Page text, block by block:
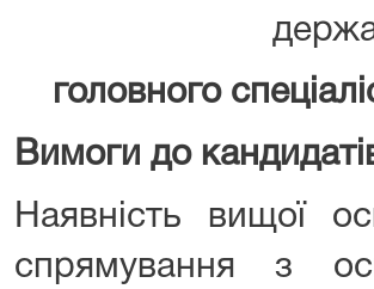
головного
Вимоги до
Наявність вищої
спрямування з